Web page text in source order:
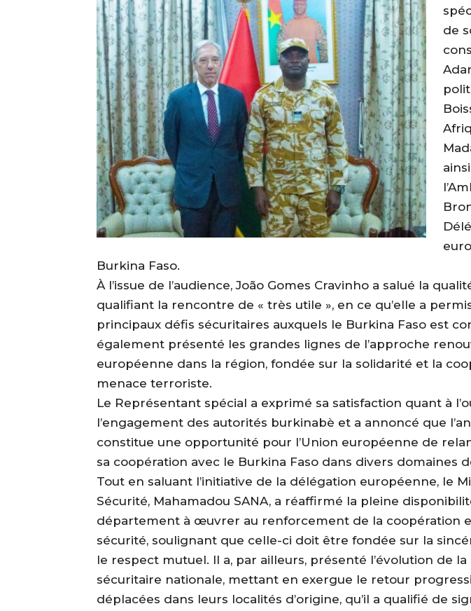
de
Burkina Faso.
À l’issue de l’audience, João Gomes Cravinho a salué la
qualifiant la rencontre de « très utile », en ce qu’elle a
principaux défis sécuritaires auxquels le Burkina Faso est
également présenté les grandes lignes de l’approche
européenne dans la région, fondée sur la solidarité et la
menace terroriste.
Le Représentant spécial a exprimé sa satisfaction quant à
l’engagement des autorités burkinabè et a annoncé que
constitue une opportunité pour l’Union européenne de
sa coopération avec le Burkina Faso dans divers domaines
Tout en saluant l’initiative de la délégation européenne, le
Sécurité, Mahamadou SANA, a réaffirmé la pleine
département à œuvrer au renforcement de la coopération
sécurité, soulignant que celle-ci doit être fondée sur la
le respect mutuel. Il a, par ailleurs, présenté l’évolution de la
sécuritaire nationale, mettant en exergue le retour
déplacées dans leurs localités d’origine, qu’il a qualifié de